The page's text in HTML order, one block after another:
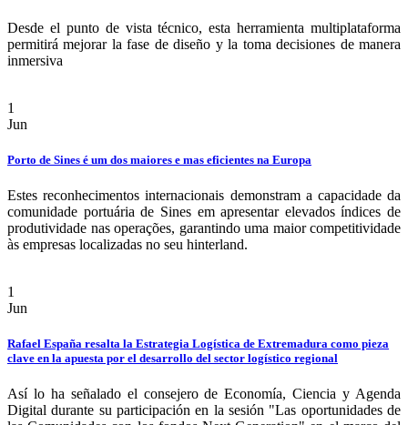
Desde el punto de vista técnico, esta herramienta multiplataforma
permitirá mejorar la fase de diseño y la toma decisiones de manera
inmersiva
1
Jun
Porto de Sines é um dos maiores e mas eficientes na Europa
Estes reconhecimentos internacionais demonstram a capacidade da
comunidade portuária de Sines em apresentar elevados índices de
produtividade nas operações, garantindo uma maior competitividade
às empresas localizadas no seu hinterland.
1
Jun
Rafael España resalta la Estrategia Logística de Extremadura como pieza
clave en la apuesta por el desarrollo del sector logístico regional
Así lo ha señalado el consejero de Economía, Ciencia y Agenda
Digital durante su participación en la sesión "Las oportunidades de